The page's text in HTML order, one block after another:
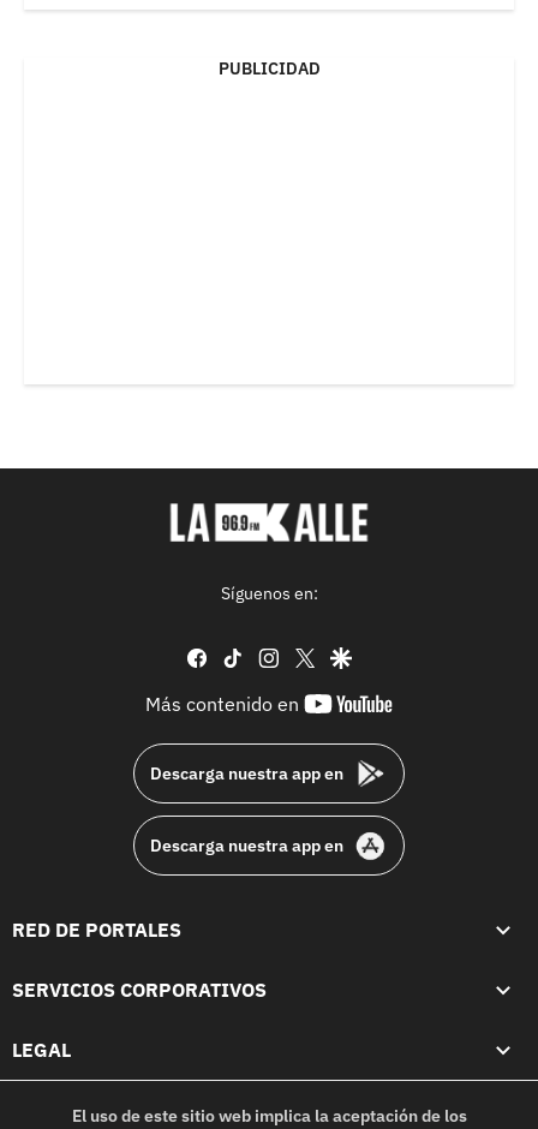
PUBLICIDAD
Síguenos en:
facebook
tiktok instagram
twittergoogle
Más contenido en
youtube-
Descarga nuestra app en
Descarga nuestra app en
RED DE PORTALES
SERVICIOS CORPORATIVOS
LEGAL
El uso de este sitio web implica la aceptación de los